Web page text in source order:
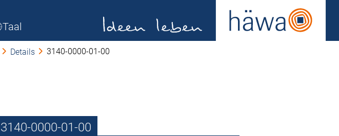
Taal
Details 3140-0000-01-00
3140-0000-01-00